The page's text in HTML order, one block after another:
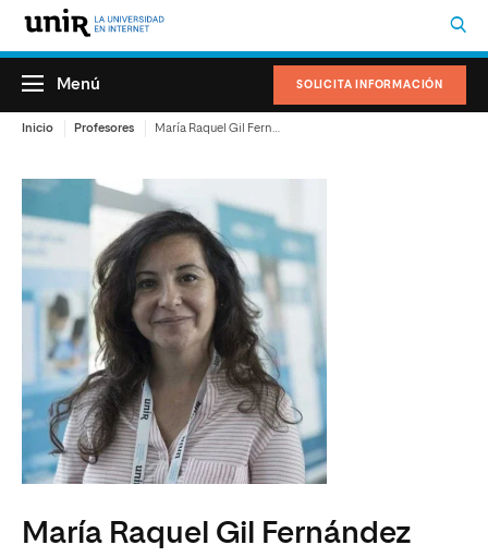
SOLICITA INFORMACIÓN
Menú
Inicio Profesores
María Raquel Gil Fernández